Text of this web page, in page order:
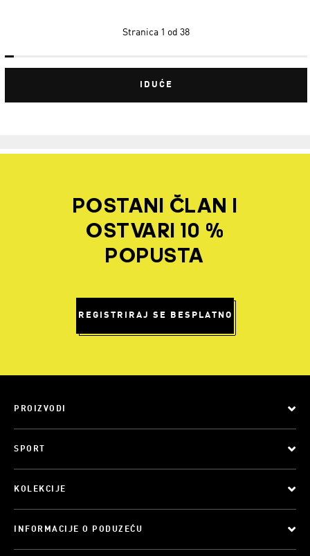
Stranica 1 od 38
IDUĆE
POSTANI ČLAN I
OSTVARI 10 %
POPUSTA
REGISTRIRAJ SE BESPLATNO
PROIZVODI
SPORT
KOLEKCIJE
INFORMACIJE O PODUZEĆU